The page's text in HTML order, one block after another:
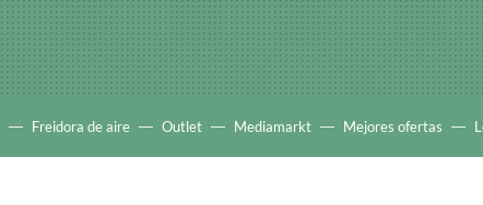
Freidora de aire Outlet Mediamarkt Mejores ofertas